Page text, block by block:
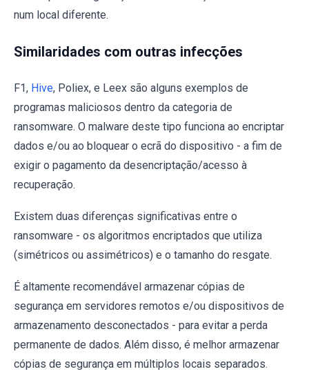
num local diferente.
Similaridades com outras infecções
F1, Hive, Poliex, e Leex são alguns exemplos de
programas maliciosos dentro da categoria de
ransomware. O malware deste tipo funciona ao encriptar
dados e/ou ao bloquear o ecrã do dispositivo - a fim de
exigir o pagamento da desencriptação/acesso à
recuperação.
Existem duas diferenças significativas entre o
ransomware - os algoritmos encriptados que utiliza
(simétricos ou assimétricos) e o tamanho do resgate.
É altamente recomendável armazenar cópias de
segurança em servidores remotos e/ou dispositivos de
armazenamento desconectados - para evitar a perda
permanente de dados. Além disso, é melhor armazenar
cópias de segurança em múltiplos locais separados.